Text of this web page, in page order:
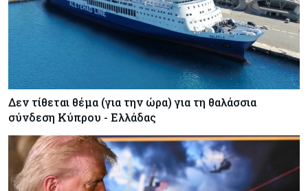
Δεν τίθεται θέμα (για την ώρα) για τη θαλάσσια
σύνδεση Κύπρου - Ελλάδας